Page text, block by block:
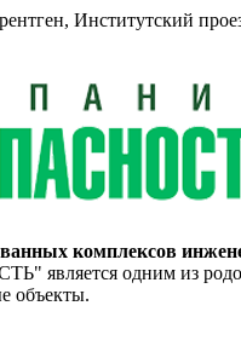
Институтский
комплексов
одним из
объекты.